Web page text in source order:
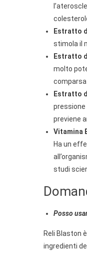
Estratto
stimola il
Estratto
molto
Estratto
pressione
previene
Vitamina
Ha un
studi
Posso
Reli Blaston
ingredienti